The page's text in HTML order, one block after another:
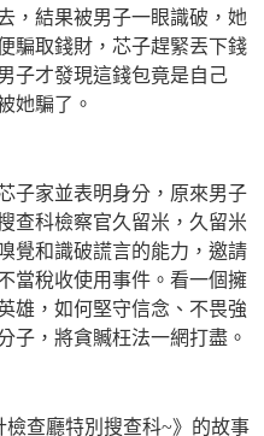
，結果被男子一眼識破，她
騙取錢財，芯子趕緊丟下錢
子才發現這錢包竟是自己
她騙了。
子家並表明身分，原來男子
查科檢察官久留米，久留米
覺和識破謊言的能力，邀請
當稅收使用事件。看一個擁
雄，如何堅守信念、不畏強
子，將貪贓枉法一網打盡。
檢查廳特別搜查科~》的故事